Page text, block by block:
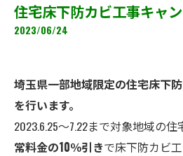
住宅床下防カビ工事キャ
2023/06/24
埼玉県一部地域限定の住宅床下
を行います。
2023.6.25～7.22まで対象地域の
常料金の10％引きで床下防カビ工